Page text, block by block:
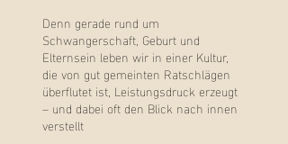
Denn gerade rund um
Schwangerschaft, Geburt und
Elternsein leben wir in einer Kultur,
die von gut gemeinten Ratschlägen
überflutet ist, Leistungsdruck erzeugt
– und dabei oft den Blick nach innen
verstellt